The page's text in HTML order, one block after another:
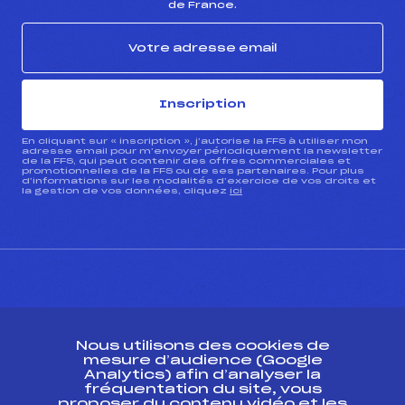
de France.
Inscription
En cliquant sur « inscription », j’autorise la FFS à utiliser mon
adresse email pour m’envoyer périodiquement la newsletter
de la FFS, qui peut contenir des offres commerciales et
promotionnelles de la FFS ou de ses partenaires. Pour plus
d’informations sur les modalités d’exercice de vos droits et
la gestion de vos données, cliquez ici
Ressources
Nous utilisons des cookies de
mesure d’audience (Google
Analytics) afin d’analyser la
fréquentation du site, vous